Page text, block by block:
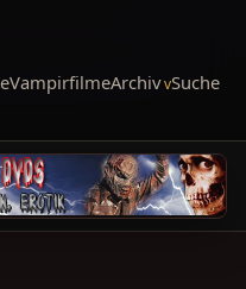
VampirfilmeArchiv Suche